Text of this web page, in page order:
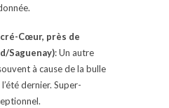
Cœur, près de
Saguenay): Un autre
à cause de la bulle
dernier. Super-